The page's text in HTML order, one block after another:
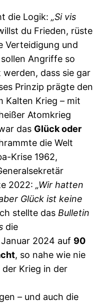
die Logik:„Si vis
du Frieden, rüste
Verteidigung und
Angriffe so
dass sie gar
Prinzip prägte den
Kalten Krieg – mit
Atomkrieg
das Glück oder
die Welt
Krise 1962,
2022:„Wir hatten
Glück ist keine
stellte das Bulletin
die
2024 auf 90
, so nahe wie nie
Krieg in der
– und auch die